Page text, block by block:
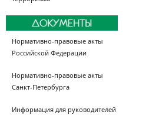
Нормативно-правовые акты
Российской Федерации
Нормативно-правовые акты
Санкт-Петербурга
Информация для руководителей